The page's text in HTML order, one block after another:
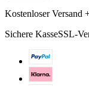
Kostenloser Versand
Sichere KasseSSL-